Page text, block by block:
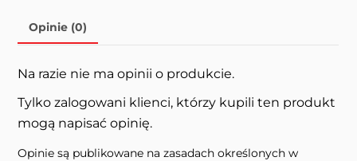
Opinie (0)
Na razie nie ma opinii o produkcie.
Tylko zalogowani klienci, którzy kupili ten produkt
mogą napisać opinię.
Opinie są publikowane na zasadach określonych w